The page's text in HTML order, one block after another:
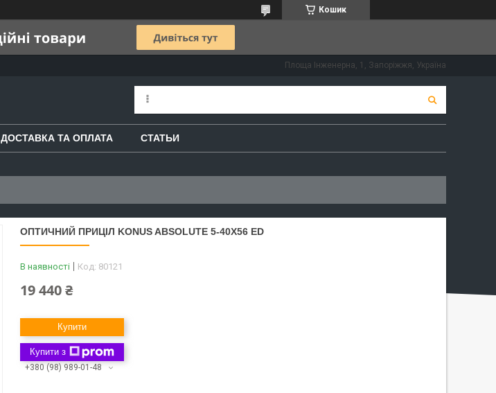
Кошик
Площа Інженерна, 1, Запоріжжя, Україна
ДОСТАВКА ТА ОПЛАТА СТАТЬИ
ОПТИЧНИЙ ПРИЦІЛ KONUS ABSOLUTE 5-40X56 ED
В наявності Код: 80121
19 440 ₴
Купити
Купити з
+380 (98) 989-01-48